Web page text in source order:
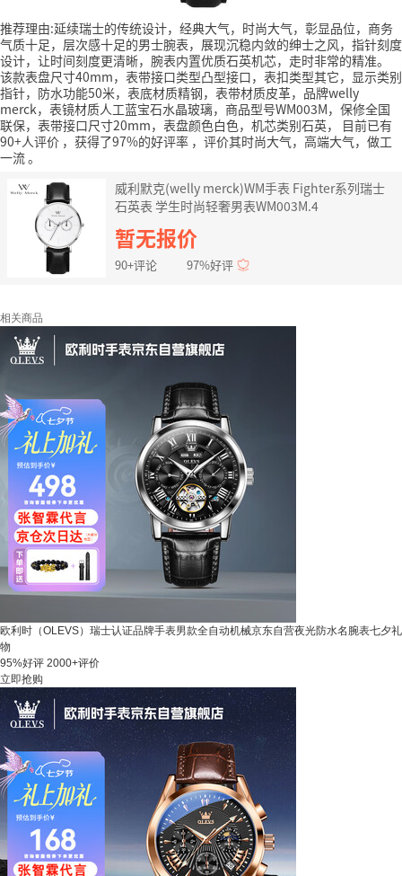
推荐理由:延续瑞士的传统设计，经典大气，时尚大气，彰显品位，商务
气质十足，层次感十足的男士腕表，展现沉稳内敛的绅士之风，指针刻度
设计，让时间刻度更清晰，腕表内置优质石英机芯，走时非常的精准。
该款表盘尺寸40mm，表带接口类型凸型接口，表扣类型其它，显示类别
指针，防水功能50米，表底材质精钢，表带材质皮革，品牌welly
merck，表镜材质人工蓝宝石水晶玻璃，商品型号WM003M，保修全国
联保，表带接口尺寸20mm，表盘颜色白色，机芯类别石英，
目前已有
90+人评价 ，获得了97%的好评率 ，评价其时尚大气，高端大气，做工
一流。
威利默克(welly merck)WM手表 Fighter系列瑞士
石英表 学生时尚轻奢男表WM003M.4
暂无报价
90+评论 97%好评
相关商品
欧利时（OLEVS）瑞士认证品牌手表男款全自动机械京东自营夜光防水名腕表七夕礼
物
95%好评 2000+评价
立即抢购